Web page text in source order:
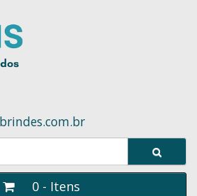
0 - Itens